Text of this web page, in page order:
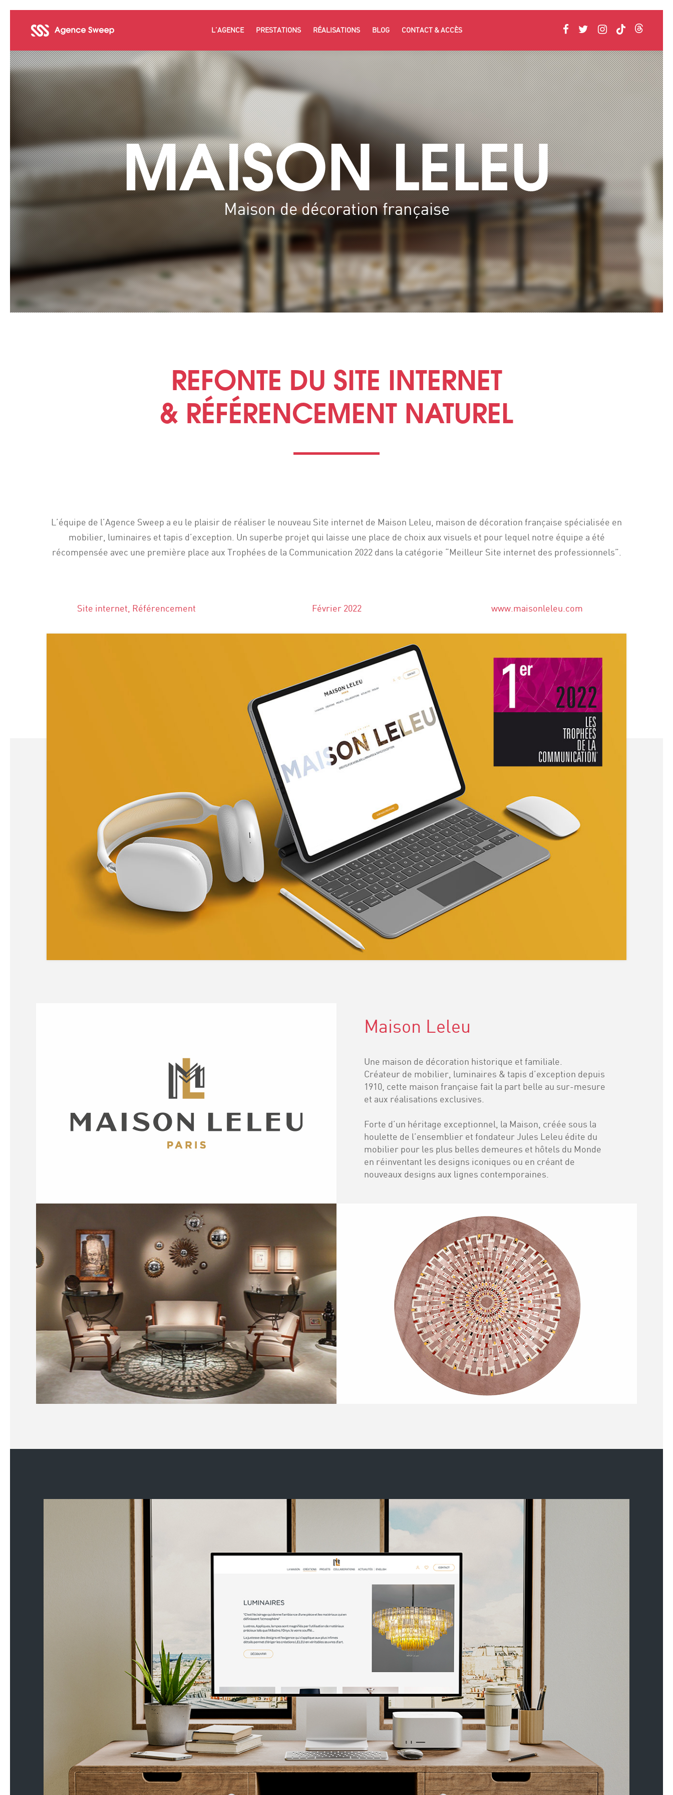
L’AGENCE PRESTATIONS RÉALISATIONS BLOG CONTACT & ACCÈS
MAISON LELEU
Maison de décoration française
REFONTE DU SITE INTERNET
& RÉFÉRENCEMENT NATUREL
L’équipe de l’Agence Sweep a eu le plaisir de réaliser le nouveau Site internet de Maison Leleu, maison de décoration française spécialisée en
mobilier, luminaires et tapis d’exception. Un superbe projet qui laisse une place de choix aux visuels et pour lequel notre équipe a été
récompensée avec une première place aux Trophées de la Communication 2022 dans la catégorie “Meilleur Site internet des professionnels”.
Site internet, Référencement Février 2022 www.maisonleleu.com
Maison Leleu
Une maison de décoration historique et familiale.
Créateur de mobilier, luminaires & tapis d’exception depuis
1910, cette maison française fait la part belle au sur-mesure
et aux réalisations exclusives.
Forte d’un héritage exceptionnel, la Maison, créée sous la
houlette de l’ensemblier et fondateur Jules Leleu édite du
mobilier pour les plus belles demeures et hôtels du Monde
en réinventant les designs iconiques ou en créant de
nouveaux designs aux lignes contemporaines.